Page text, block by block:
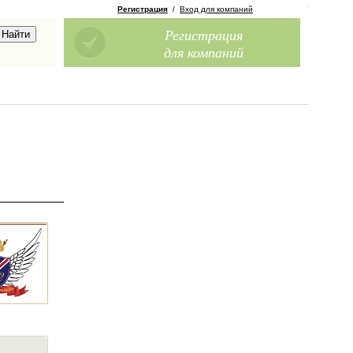
Регистрация / Вход для компаний
Регистрация
для компаний